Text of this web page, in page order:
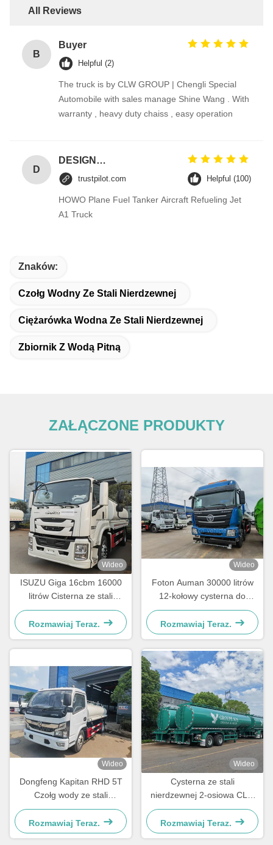
All Reviews
B
Buyer
Helpful (2)
The truck is by CLW GROUP | Chengli Special
Automobile with sales manage Shine Wang . With
warranty , heavy duty chaiss , easy operation
D
DESIGNER CODE
trustpilot.com Helpful (100)
HOWO Plane Fuel Tanker Aircraft Refueling Jet
A1 Truck
Znaków:
Czołg Wodny Ze Stali Nierdzewnej
Ciężarówka Wodna Ze Stali Nierdzewnej
Zbiornik Z Wodą Pitną
ZAŁĄCZONE PRODUKTY
Wideo
ISUZU Giga 16cbm 16000
litrów Cisterna ze stali
nierdzewnej do transportu
wody pitnej
Rozmawiaj Teraz.
Wideo
Foton Auman 30000 litrów
12-kołowy cysterna do
dystrybucji wody SS304
Rozmawiaj Teraz.
Wideo
Dongfeng Kapitan RHD 5T
Czołg wody ze stali
nierdzewnej 8000 litrów
Rozmawiaj Teraz.
Wideo
Cysterna ze stali
nierdzewnej 2-osiowa CLW
do przewozu wody pitnej,
ciężka, naczepa
Rozmawiaj Teraz.